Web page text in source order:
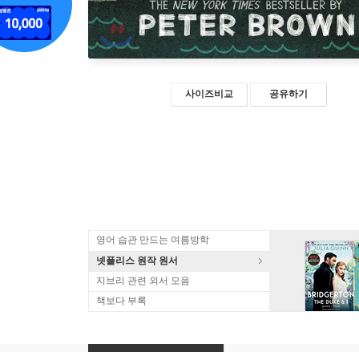
사이즈비교 공유하기
영어 습관 만드는 여름방학
넷플리스 원작 원서
지브리 관련 외서 모음
책보다 부록